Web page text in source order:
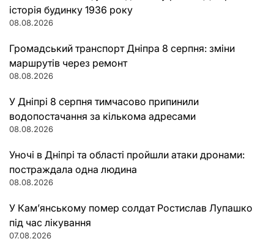
історія будинку 1936 року
08.08.2026
Громадський транспорт Дніпра 8 серпня: зміни
маршрутів через ремонт
08.08.2026
У Дніпрі 8 серпня тимчасово припинили
водопостачання за кількома адресами
08.08.2026
Уночі в Дніпрі та області пройшли атаки дронами:
постраждала одна людина
08.08.2026
У Кам’янському помер солдат Ростислав Лупашко
під час лікування
07.08.2026